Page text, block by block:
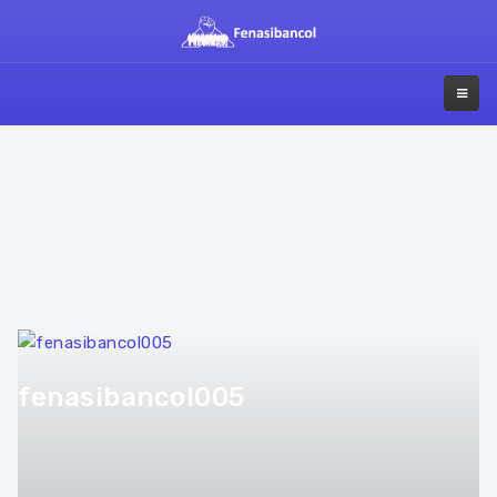
fenasibancol005